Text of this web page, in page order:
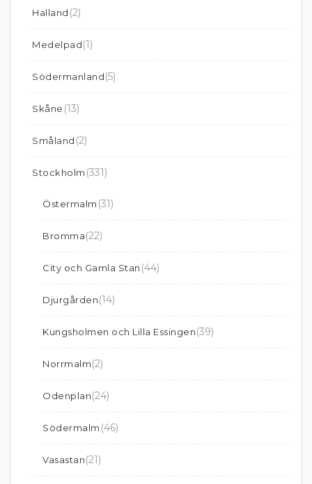
Halland (2)
Medelpad(1)
Södermanland(5)
Skåne (13)
Småland (2)
Stockholm (331)
Östermalm (31)
Bromma(22)
City och Gamla Stan (44)
Djurgården(14)
Kungsholmen och Lilla Essingen(39)
Norrmalm(2)
Odenplan(24)
Södermalm (46)
Vasastan(21)